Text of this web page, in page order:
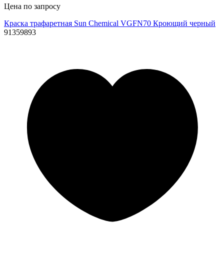
Цена по запросу
Краска трафаретная Sun Chemical VGFN70 Кроющий черный
91359893